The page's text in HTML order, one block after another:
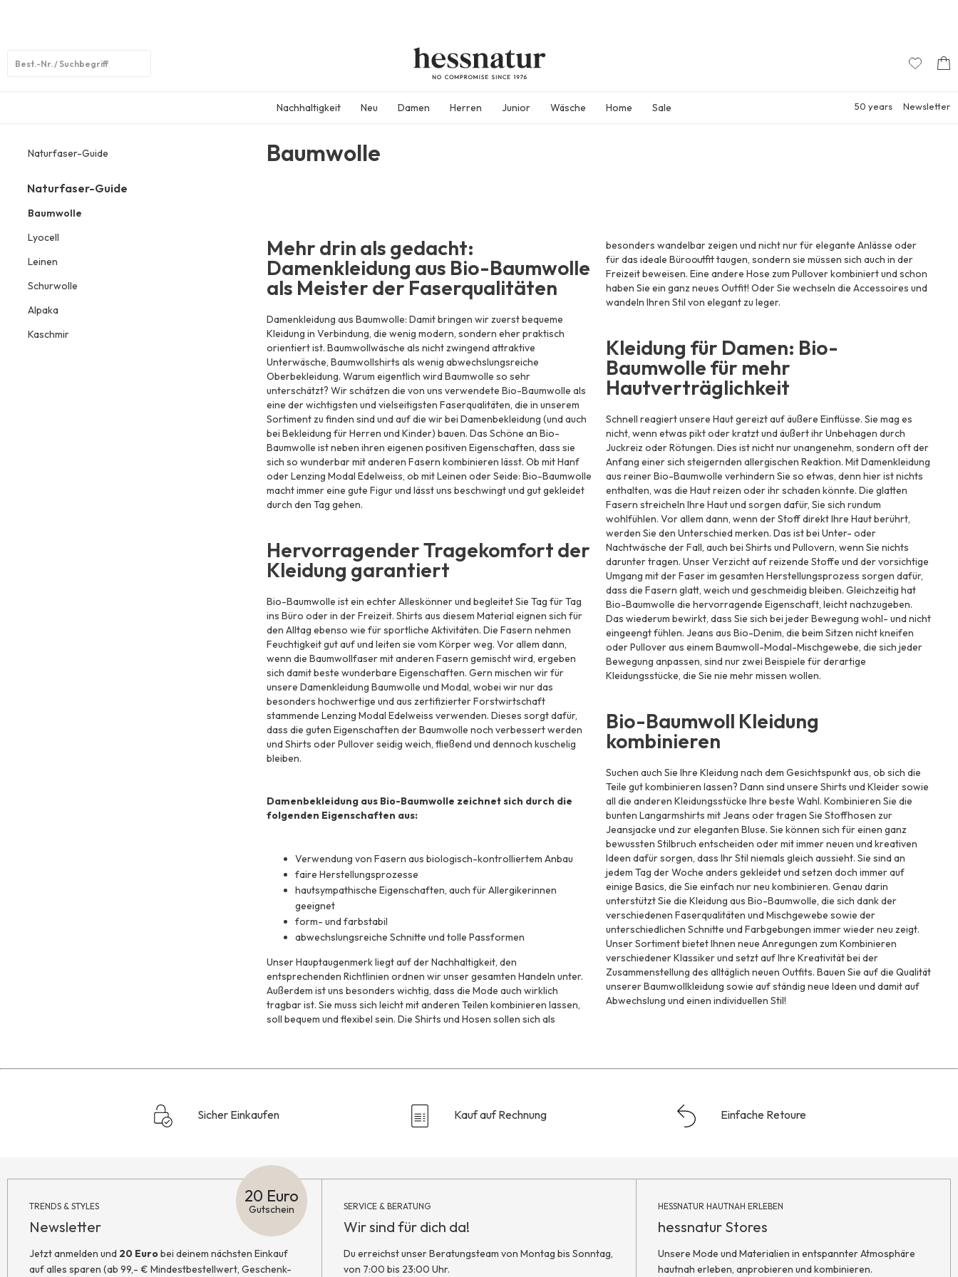
Nachhaltigkeit Neu Damen Herren Junior Wäsche Home Sale 50 years Newsletter
Naturfaser-Guide
Naturfaser-Guide
Baumwolle
Lyocell
Leinen
Schurwolle
Alpaka
Kaschmir
Baumwolle
Mehr drin als gedacht:
Damenkleidung aus Bio-Baumwolle
als Meister der Faserqualitäten
Damenkleidung aus Baumwolle: Damit bringen wir zuerst bequeme
Kleidung in Verbindung, die wenig modern, sondern eher praktisch
orientiert ist. Baumwollwäsche als nicht zwingend attraktive
Unterwäsche, Baumwollshirts als wenig abwechslungsreiche
Oberbekleidung. Warum eigentlich wird Baumwolle so sehr
unterschätzt? Wir schätzen die von uns verwendete Bio-Baumwolle als
eine der wichtigsten und vielseitigsten Faserqualitäten, die in unserem
Sortiment zu finden sind und auf die wir bei Damenbekleidung (und auch
bei Bekleidung für Herren und Kinder) bauen. Das Schöne an Bio-
Baumwolle ist neben ihren eigenen positiven Eigenschaften, dass sie
sich so wunderbar mit anderen Fasern kombinieren lässt. Ob mit Hanf
oder Lenzing Modal Edelweiss, ob mit Leinen oder Seide: Bio-Baumwolle
macht immer eine gute Figur und lässt uns beschwingt und gut gekleidet
durch den Tag gehen.
Hervorragender Tragekomfort der
Kleidung garantiert
Bio-Baumwolle ist ein echter Alleskönner und begleitet Sie Tag für Tag
ins Büro oder in der Freizeit. Shirts aus diesem Material eignen sich für
den Alltag ebenso wie für sportliche Aktivitäten. Die Fasern nehmen
Feuchtigkeit gut auf und leiten sie vom Körper weg. Vor allem dann,
wenn die Baumwollfaser mit anderen Fasern gemischt wird, ergeben
sich damit beste wunderbare Eigenschaften. Gern mischen wir für
unsere Damenkleidung Baumwolle und Modal, wobei wir nur das
besonders hochwertige und aus zertifizierter Forstwirtschaft
stammende Lenzing Modal Edelweiss verwenden. Dieses sorgt dafür,
dass die guten Eigenschaften der Baumwolle noch verbessert werden
und Shirts oder Pullover seidig weich, fließend und dennoch kuschelig
bleiben.
Damenbekleidung aus Bio-Baumwolle zeichnet sich durch die
folgenden Eigenschaften aus:
Verwendung von Fasern aus biologisch-kontrolliertem Anbau
faire Herstellungsprozesse
hautsympathische Eigenschaften, auch für Allergikerinnen
geeignet
form- und farbstabil
abwechslungsreiche Schnitte und tolle Passformen
Unser Hauptaugenmerk liegt auf der Nachhaltigkeit, den
entsprechenden Richtlinien ordnen wir unser gesamten Handeln unter.
Außerdem ist uns besonders wichtig, dass die Mode auch wirklich
tragbar ist. Sie muss sich leicht mit anderen Teilen kombinieren lassen,
soll bequem und flexibel sein. Die Shirts und Hosen sollen sich als
besonders wandelbar zeigen und nicht nur für elegante Anlässe oder
für das ideale Bürooutfit taugen, sondern sie müssen sich auch in der
Freizeit beweisen. Eine andere Hose zum Pullover kombiniert und schon
haben Sie ein ganz neues Outfit! Oder Sie wechseln die Accessoires und
wandeln Ihren Stil von elegant zu leger.
Kleidung für Damen: Bio-
Baumwolle für mehr
Hautverträglichkeit
Schnell reagiert unsere Haut gereizt auf äußere Einflüsse. Sie mag es
nicht, wenn etwas pikt oder kratzt und äußert ihr Unbehagen durch
Juckreiz oder Rötungen. Dies ist nicht nur unangenehm, sondern oft der
Anfang einer sich steigernden allergischen Reaktion. Mit Damenkleidung
aus reiner Bio-Baumwolle verhindern Sie so etwas, denn hier ist nichts
enthalten, was die Haut reizen oder ihr schaden könnte. Die glatten
Fasern streicheln Ihre Haut und sorgen dafür, Sie sich rundum
wohlfühlen. Vor allem dann, wenn der Stoff direkt Ihre Haut berührt,
werden Sie den Unterschied merken. Das ist bei Unter- oder
Nachtwäsche der Fall, auch bei Shirts und Pullovern, wenn Sie nichts
darunter tragen. Unser Verzicht auf reizende Stoffe und der vorsichtige
Umgang mit der Faser im gesamten Herstellungsprozess sorgen dafür,
dass die Fasern glatt, weich und geschmeidig bleiben. Gleichzeitig hat
Bio-Baumwolle die hervorragende Eigenschaft, leicht nachzugeben.
Das wiederum bewirkt, dass Sie sich bei jeder Bewegung wohl- und nicht
eingeengt fühlen. Jeans aus Bio-Denim, die beim Sitzen nicht kneifen
oder Pullover aus einem Baumwoll-Modal-Mischgewebe, die sich jeder
Bewegung anpassen, sind nur zwei Beispiele für derartige
Kleidungsstücke, die Sie nie mehr missen wollen.
Bio-Baumwoll Kleidung
kombinieren
Suchen auch Sie Ihre Kleidung nach dem Gesichtspunkt aus, ob sich die
Teile gut kombinieren lassen? Dann sind unsere Shirts und Kleider sowie
all die anderen Kleidungsstücke Ihre beste Wahl. Kombinieren Sie die
bunten Langarmshirts mit Jeans oder tragen Sie Stoffhosen zur
Jeansjacke und zur eleganten Bluse. Sie können sich für einen ganz
bewussten Stilbruch entscheiden oder mit immer neuen und kreativen
Ideen dafür sorgen, dass Ihr Stil niemals gleich aussieht. Sie sind an
jedem Tag der Woche anders gekleidet und setzen doch immer auf
einige Basics, die Sie einfach nur neu kombinieren. Genau darin
unterstützt Sie die Kleidung aus Bio-Baumwolle, die sich dank der
verschiedenen Faserqualitäten und Mischgewebe sowie der
unterschiedlichen Schnitte und Farbgebungen immer wieder neu zeigt.
Unser Sortiment bietet Ihnen neue Anregungen zum Kombinieren
verschiedener Klassiker und setzt auf Ihre Kreativität bei der
Zusammenstellung des alltäglich neuen Outfits. Bauen Sie auf die Qualität
unserer Baumwollkleidung sowie auf ständig neue Ideen und damit auf
Abwechslung und einen individuellen Stil!
Sicher Einkaufen Kauf auf Rechnung Einfache Retoure
TRENDS & STYLES
Newsletter
20 Euro
Gutschein
Jetzt anmelden und 20 Eurobei deinem nächsten Einkauf
auf alles sparen (ab 99,- € Mindestbestellwert, Geschenk-
SERVICE & BERATUNG
Wir sind für dich da!
Du erreichst unser Beratungsteam von Montag bis Sonntag,
von 7:00 bis 23:00 Uhr.
HESSNATUR HAUTNAH ERLEBEN
hessnatur Stores
Unsere Mode und Materialien in entspannter Atmosphäre
hautnah erleben, anprobieren und kombinieren.